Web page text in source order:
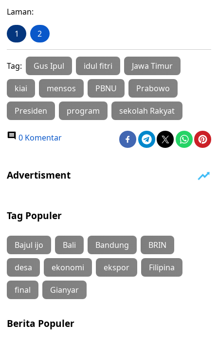
Laman:
1 2
Tag: Gus Ipul idul fitri Jawa Timur
kiai mensos PBNU Prabowo
Presiden program sekolah Rakyat
0 Komentar
Tag Populer
Bajul ijo Bali Bandung BRIN
desa ekonomi ekspor Filipina
final Gianyar
Berita Populer